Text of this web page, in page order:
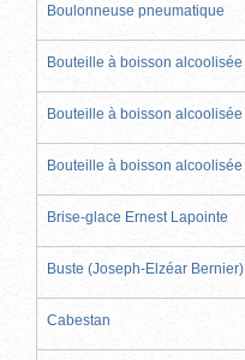
Boulonneuse pneumatique
Bouteille à boisson alcoolisée
Bouteille à boisson alcoolisée
Bouteille à boisson alcoolisée
Brise-glace Ernest Lapointe
Buste (Joseph-Elzéar Bernier)
Cabestan